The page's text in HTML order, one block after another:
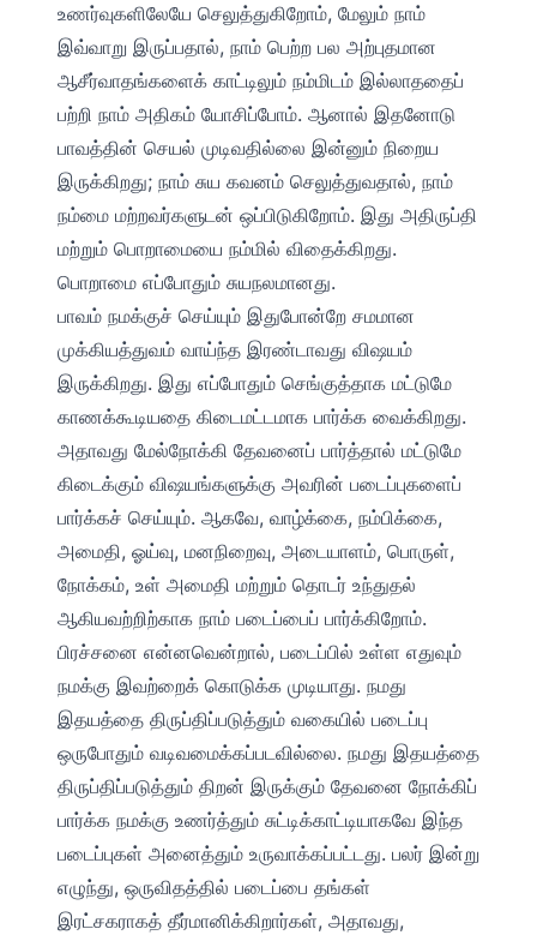
உணர்வுகளிலேயே செலுத்துகிறோம், மேலும் நாம்
இவ்வாறு இருப்பதால், நாம் பெற்ற பல அற்புதமான
ஆசீர்வாதங்களைக் காட்டிலும் நம்மிடம் இல்லாததைப்
பற்றி நாம் அதிகம் யோசிப்போம். ஆனால் இதனோடு
பாவத்தின் செயல் முடிவதில்லை இன்னும் நிறைய
இருக்கிறது; நாம் சுய கவனம் செலுத்துவதால், நாம்
நம்மை மற்றவர்களுடன் ஒப்பிடுகிறோம். இது அதிருப்தி
மற்றும் பொறாமையை நம்மில் விதைக்கிறது‌.
பொறாமை எப்போதும் சுயநலமானது.
பாவம் நமக்குச் செய்யும் இதுபோன்றே சமமான
முக்கியத்துவம் வாய்ந்த இரண்டாவது விஷயம்
இருக்கிறது. இது எப்போதும் செங்குத்தாக மட்டுமே
காணக்கூடியதை கிடைமட்டமாக பார்க்க வைக்கிறது.
அதாவது மேல்நோக்கி தேவனைப் பார்த்தால் மட்டுமே
கிடைக்கும் விஷயங்களுக்கு அவரின் படைப்புகளைப்
பார்க்கச் செய்யும். ஆகவே, வாழ்க்கை, நம்பிக்கை,
அமைதி, ஓய்வு, மனநிறைவு, அடையாளம், பொருள்,
நோக்கம், உள் அமைதி மற்றும் தொடர் உந்துதல்
ஆகியவற்றிற்காக நாம் படைப்பைப் பார்க்கிறோம்.
பிரச்சனை என்னவென்றால், படைப்பில் உள்ள எதுவும்
நமக்கு இவற்றைக் கொடுக்க முடியாது. நமது
இதயத்தை திருப்திப்படுத்தும் வகையில் படைப்பு
ஒருபோதும் வடிவமைக்கப்படவில்லை. நமது இதயத்தை
திருப்திப்படுத்தும் திறன் இருக்கும் தேவனை நோக்கிப்
பார்க்க நமக்கு உணர்த்தும் சுட்டிக்காட்டியாகவே இந்த
படைப்புகள் அனைத்தும் உருவாக்கப்பட்டது. பலர் இன்று
எழுந்து, ஒருவிதத்தில் படைப்பை தங்கள்
இரட்சகராகத் தீர்மானிக்கிறார்கள், அதாவது,